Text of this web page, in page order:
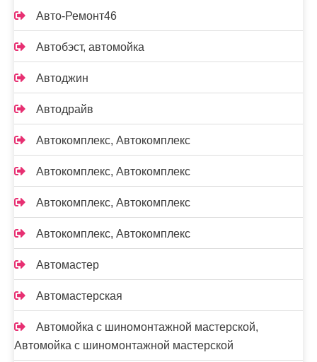
Авто-Ремонт46
Автобэст, автомойка
Автоджин
Автодрайв
Автокомплекс, Автокомплекс
Автокомплекс, Автокомплекс
Автокомплекс, Автокомплекс
Автокомплекс, Автокомплекс
Автомастер
Автомастерская
Автомойка с шиномонтажной мастерской,
Автомойка с шиномонтажной мастерской